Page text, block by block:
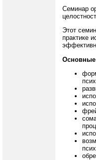
Семинар
Этот
практике